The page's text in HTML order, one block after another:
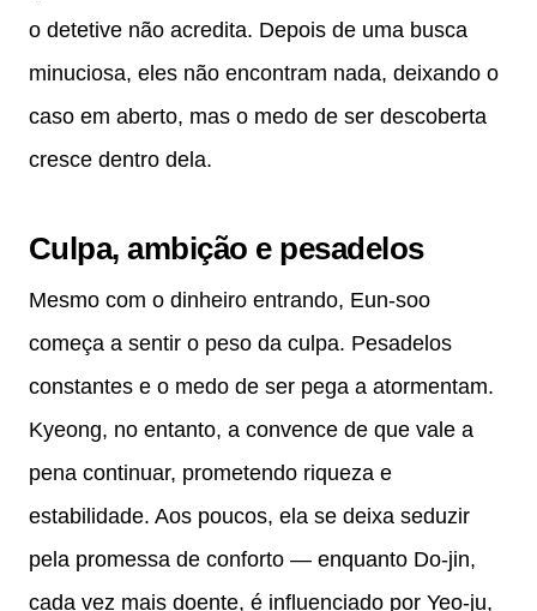
o detetive não acredita. Depois de uma busca
minuciosa, eles não encontram nada, deixando o
caso em aberto, mas o medo de ser descoberta
cresce dentro dela.
Culpa, ambição e pesadelos
Mesmo com o dinheiro entrando, Eun-soo
começa a sentir o peso da culpa. Pesadelos
constantes e o medo de ser pega a atormentam.
Kyeong, no entanto, a convence de que vale a
pena continuar, prometendo riqueza e
estabilidade. Aos poucos, ela se deixa seduzir
pela promessa de conforto — enquanto Do-jin,
cada vez mais doente, é influenciado por Yeo-ju,